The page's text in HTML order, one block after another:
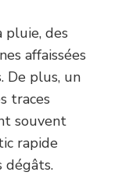
pluie, des
affaissées
De plus, un
traces
souvent
rapide
dégâts.